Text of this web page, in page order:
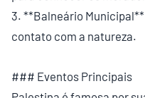
3. **Balneário
contato com a natureza.
### Eventos Principais